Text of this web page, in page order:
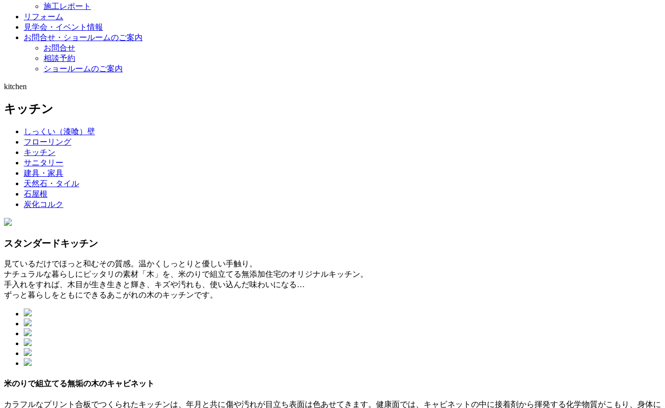
施工レポート
リフォーム
見学会・イベント情報
お問合せ・ショールームのご案内
お問合せ
相談予約
ショールームのご案内
kitchen
キッチン
しっくい（漆喰）壁
フローリング
キッチン
サニタリー
建具・家具
天然石・タイル
石屋根
炭化コルク
スタンダードキッチン
見ているだけでほっと和むその質感。温かくしっとりと優しい手触り。
ナチュラルな暮らしにピッタリの素材「木」を、米のりで組立てる無添加住宅のオリジナルキッチン。
手入れをすれば、木目が生き生きと輝き、キズや汚れも、使い込んだ味わいになる…
ずっと暮らしをともにできるあこがれの木のキッチンです。
米のりで組立てる無垢の木のキャビネット
カラフルなプリント合板でつくられたキッチンは、年月と共に傷や汚れが目立ち表面は色あせてきます。健康面では、キャビネットの中に接着剤から揮発する化学物質がこもり、身体に